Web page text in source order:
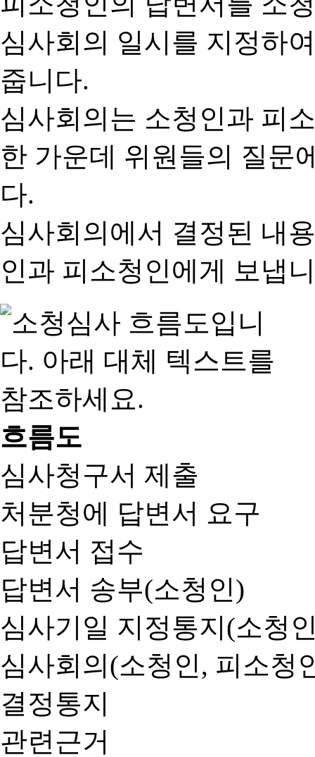
심사회의 일시를 지정하
줍니다.
심사회의는 소청인과 피
한 가운데 위원들의 질문
다.
심사회의에서 결정된 내
인과 피소청인에게 보냅
흐름도
심사청구서 제출
처분청에 답변서 요구
답변서 접수
답변서 송부(소청인)
심사기일 지정통지(소청
심사회의(소청인, 피소청
결정통지
관련근거